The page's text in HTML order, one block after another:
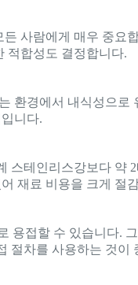
사람에게 매우 중요
적합성도 결정합니다.
환경에서 내식성으로
니다.
스테인리스강보다 약
재료 비용을 크게 절
용접할 수 있습니다.
절차를 사용하는 것이